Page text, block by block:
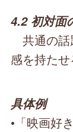
4.2 初対面
共通の話
感を持たせ
具体例
•「映画好